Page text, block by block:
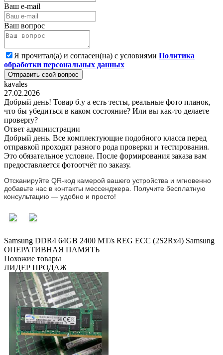
Ваш e-mail
Ваш вопрос
Я прочитал(а) и согласен(на) с условиями Политика
обработки персональных данных
Отправить свой вопрос
kavales
27.02.2026
Добрый день! Товар б.у а есть тесты, реальные фото планок,
что бы убедиться в каком состояние? Или вы как-то делаете
проверrу?
Ответ администрации
Добрый день. Все комплектующие подобного класса перед
отправкой проходят разного рода проверки и тестирования.
Это обязательное условие. После формирования заказа вам
предоставляется фотоотчёт по заказу.
Отсканируйте QR-код камерой вашего устройства и мгновенно
добавьте нас в контакты мессенджера. Получите бесплатную
консультацию — удобно и просто!
Samsung DDR4 64GB 2400 MT/s REG ECC (2S2Rx4) Samsung
ОПЕРАТИВНАЯ ПАМЯТЬ
Похожие товары
ЛИДЕР ПРОДАЖ